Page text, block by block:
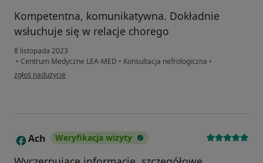
Kompetentna, komunikatywna. Dokładnie
wsłuchuje się w relacje chorego
8 listopada 2023
• Centrum Medyczne LEA-MED • Konsultacja nefrologiczna •
w opinii użytkownika TB
zgłoś nadużycie
A Ach Weryfikacja wizyty